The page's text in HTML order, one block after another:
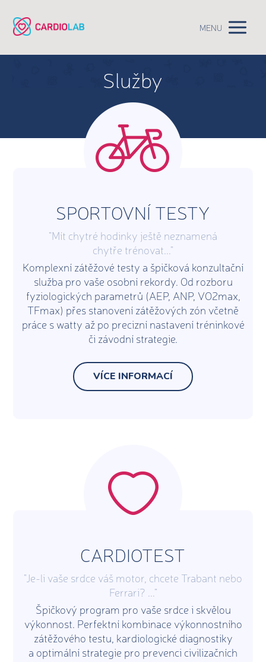
MENU
Služby
SPORTOVNÍ TESTY
"Mít chytré hodinky ještě neznamená
chytře trénovat..."
Komplexní zátěžové testy a špičková konzultační
služba pro vaše osobní rekordy. Od rozboru
fyziologických parametrů (AEP, ANP, VO2max,
TFmax) přes stanovení zátěžových zón včetně
práce s watty až po precizní nastavení tréninkové
či závodní strategie.
VÍCE INFORMACÍ
CARDIOTEST
"Je-li vaše srdce váš motor, chcete Trabant nebo
Ferrari? ..."
Špičkový program pro vaše srdce i skvělou
výkonnost. Perfektní kombinace výkonnostního
zátěžového testu, kardiologické diagnostiky
a optimální strategie pro prevenci civilizačních